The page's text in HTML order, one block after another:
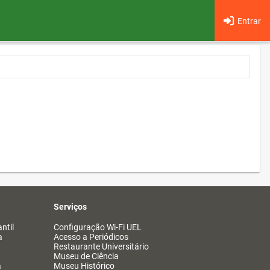
Entrar
Serviços
Configuração Wi-Fi UEL
Acesso a Periódicos
Restaurante Universitário
Museu de Ciência
Museu Histórico